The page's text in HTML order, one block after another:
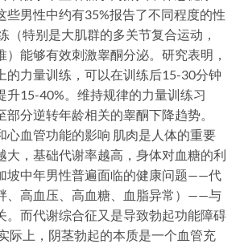
些男性中约有35%报告了不同程度的性
（特别是大肌群的多关节复合运动，
）能够有效刺激睾酮分泌。研究表明，
的力量训练，可以在训练后15-30分钟
升15-40%。维持规律的力量训练习
分逆转年龄相关的睾酮下降趋势。
心血管功能的影响 肌肉是人体的重要
大，基础代谢率越高，身体对血糖的利
坡中年男性普遍面临的健康问题——代
、高血压、高血糖、血脂异常）——与
。而代谢综合征又是导致勃起功能障碍
际上，阴茎勃起的本质是一个血管充